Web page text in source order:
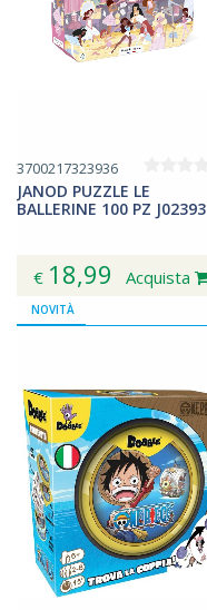
3700217323936
JANOD PUZZLE LE
BALLERINE 100 PZ J02393
€ 18,99 Acquista
NOVITÀ